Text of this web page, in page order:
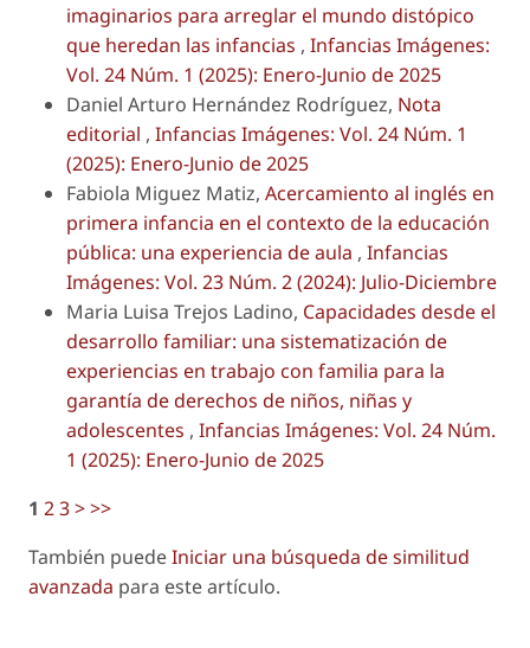
imaginarios para arreglar el mundo distópico
que heredan las infancias , Infancias Imágenes:
Vol. 24 Núm. 1 (2025): Enero-Junio de 2025
Daniel Arturo Hernández Rodríguez, Nota
editorial , Infancias Imágenes: Vol. 24 Núm. 1
(2025): Enero-Junio de 2025
Fabiola Miguez Matiz, Acercamiento al inglés en
primera infancia en el contexto de la educación
pública: una experiencia de aula , Infancias
Imágenes: Vol. 23 Núm. 2 (2024): Julio-Diciembre
Maria Luisa Trejos Ladino, Capacidades desde el
desarrollo familiar: una sistematización de
experiencias en trabajo con familia para la
garantía de derechos de niños, niñas y
adolescentes , Infancias Imágenes: Vol. 24 Núm.
1 (2025): Enero-Junio de 2025
1 23>>>
También puedeIniciar una búsqueda de similitud
avanzada para este artículo.